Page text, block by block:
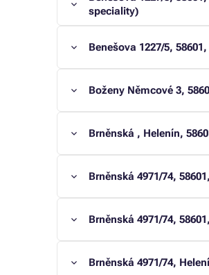
speciality)
Benešova 1227/5,
Boženy Němcové 3,
Brněnská , Helenín,
Brněnská 4971/74,
Brněnská 4971/74,
Brněnská 4971/74,